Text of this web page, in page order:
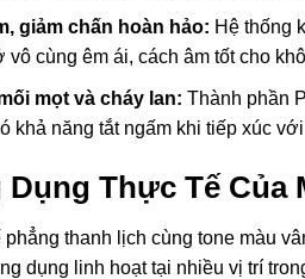
giảm chấn hoàn hảo: Hệ thống
vô cùng êm ái, cách âm tốt cho
mọt và cháy lan: Thành phần
khả năng tắt ngấm khi tiếp xúc
Dụng Thực Tế Của
thanh lịch cùng tone màu
dụng linh hoạt tại nhiều vị trí